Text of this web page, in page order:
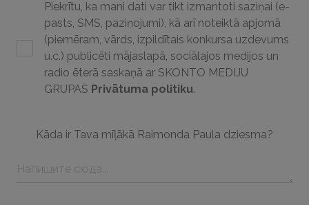
Piekrītu, ka mani dati var tikt izmantoti saziņai (e-
pasts, SMS, paziņojumi), kā arī noteiktā apjomā
(piemēram, vārds, izpildītais konkursa uzdevums
u.c.) publicēti mājaslapā, sociālajos medijos un
radio ēterā saskaņā ar SKONTO MEDIJU
GRUPAS Privātuma politiku.
Kāda ir Tava mīļākā Raimonda Paula dziesma?